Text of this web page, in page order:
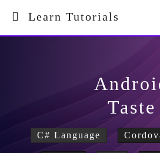
Learn Tutorials
Taste
C# Language